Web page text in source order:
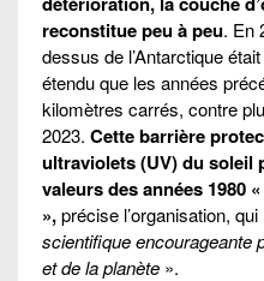
reconstitue peu à peu. En
dessus de l’Antarctique
étendu que les années
kilomètres carrés, contre
2023. Cette barrière
ultraviolets (UV) du soleil
valeurs des années 1980 «
»,précise l’organisation, qui
scientifique encourageante
et de la planète ».